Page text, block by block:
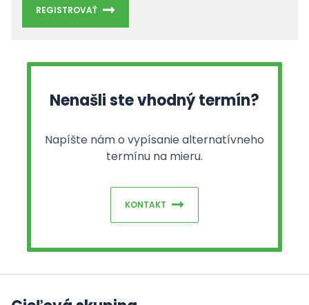
REGISTROVAŤ
Nenašli ste vhodný termín?
Napíšte nám o vypísanie alternatívneho
termínu na mieru.
KONTAKT